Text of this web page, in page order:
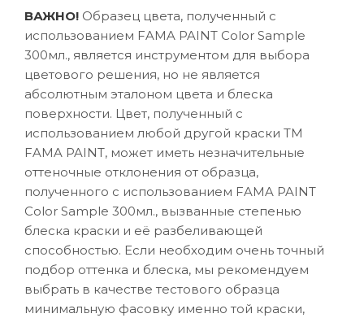
ВАЖНО! Образец цвета, полученный с
использованием FAMA PAINT Color Sample
300мл., является инструментом для выбора
цветового решения, но не является
абсолютным эталоном цвета и блеска
поверхности. Цвет, полученный с
использованием любой другой краски ТМ
FAMA PAINT, может иметь незначительные
оттеночные отклонения от образца,
полученного с использованием FAMA PAINT
Color Sample 300мл., вызванные степенью
блеска краски и её разбеливающей
способностью. Если необходим очень точный
подбор оттенка и блеска, мы рекомендуем
выбрать в качестве тестового образца
минимальную фасовку именно той краски,